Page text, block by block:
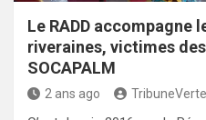
Le RADD accompagne
riveraines, victimes
SOCAPALM
2 ans ago TribuneVerte